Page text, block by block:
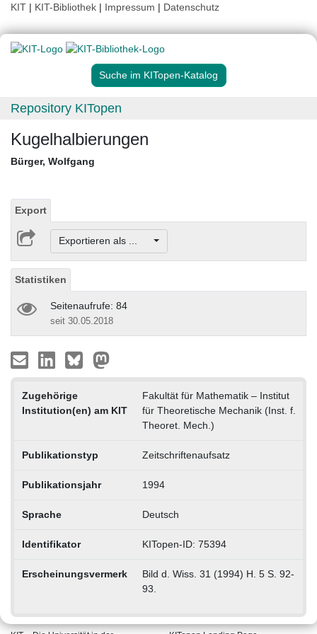
KIT | KIT-Bibliothek | Impressum | Datenschutz
Suche im KITopen-Katalog
Repository KITopen
Kugelhalbierungen
Bürger, Wolfgang
Export
Exportieren als ...
Statistiken
Seitenaufrufe: 84
seit 30.05.2018
Zugehörige
Institution(en) am KIT
Fakultät für Mathematik – Institut
für Theoretische Mechanik (Inst. f.
Theoret. Mech.)
Publikationstyp Zeitschriftenaufsatz
Publikationsjahr 1994
Sprache Deutsch
Identifikator KITopen-ID: 75394
Erscheinungsvermerk
Bild d. Wiss. 31 (1994) H. 5 S. 92-
93.